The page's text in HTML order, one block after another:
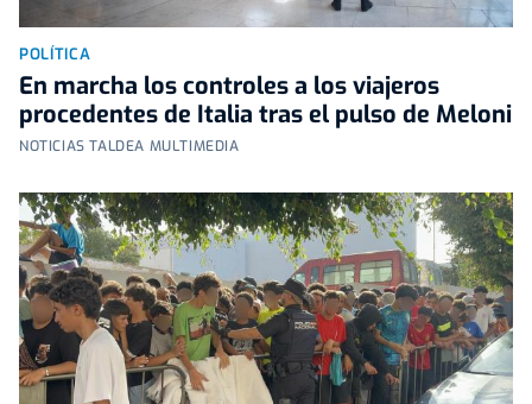
POLÍTICA
En marcha los controles a los viajeros
procedentes de Italia tras el pulso de Meloni
NOTICIAS TALDEA MULTIMEDIA